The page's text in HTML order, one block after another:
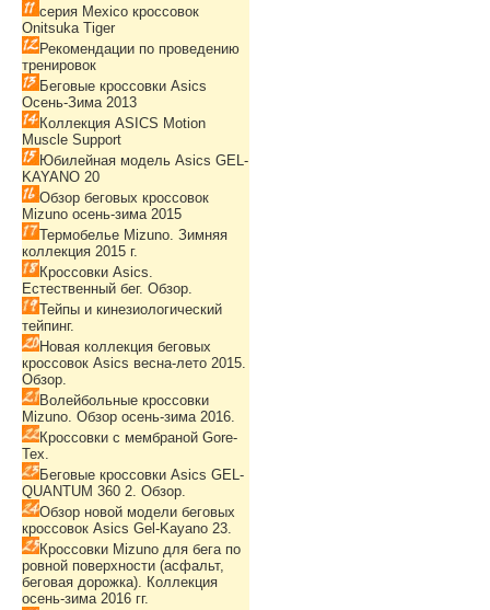
серия Mexico кроссовок
Onitsuka Tiger
Рекомендации по проведению
тренировок
Беговые кроссовки Asics
Осень-Зима 2013
Коллекция ASICS Motion
Muscle Support
Юбилейная модель Asics GEL-
KAYANO 20
Обзор беговых кроссовок
Mizuno осень-зима 2015
Термобелье Mizuno. Зимняя
коллекция 2015 г.
Кроссовки Asics.
Естественный бег. Обзор.
Тейпы и кинезиологический
тейпинг.
Новая коллекция беговых
кроссовок Asics весна-лето 2015.
Обзор.
Волейбольные кроссовки
Mizuno. Обзор осень-зима 2016.
Кроссовки с мембраной Gore-
Tex.
Беговые кроссовки Asics GEL-
QUANTUM 360 2. Обзор.
Обзор новой модели беговых
кроссовок Asics Gel-Kayano 23.
Кроссовки Mizuno для бега по
ровной поверхности (асфальт,
беговая дорожка). Коллекция
осень-зима 2016 гг.